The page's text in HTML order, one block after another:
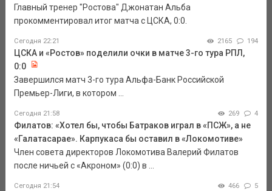
Главный тренер "Ростова" Джонатан Альба
прокомментировал итог матча с ЦСКА, 0:0.
Сегодня 22:21 2165 194
ЦСКА и «Ростов» поделили очки в матче 3-го тура РПЛ,
0:0
Завершился матч 3-го тура Альфа-Банк Российской
Премьер-Лиги, в котором ...
Сегодня 21:58 269 4
Филатов: «Хотел бы, чтобы Батраков играл в «ПСЖ», а не
«Галатасарае». Карпукаса бы оставил в «Локомотиве»
Член совета директоров Локомотива Валерий Филатов
после ничьей с «Акроном» (0:0) в ...
Сегодня 21:54 466 5